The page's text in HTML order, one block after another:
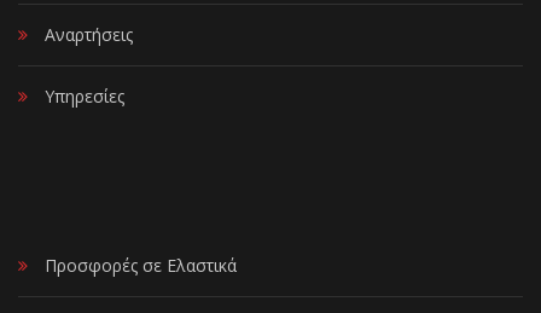
Αναρτήσεις
Υπηρεσίες
Προσφορές σε Ελαστικά